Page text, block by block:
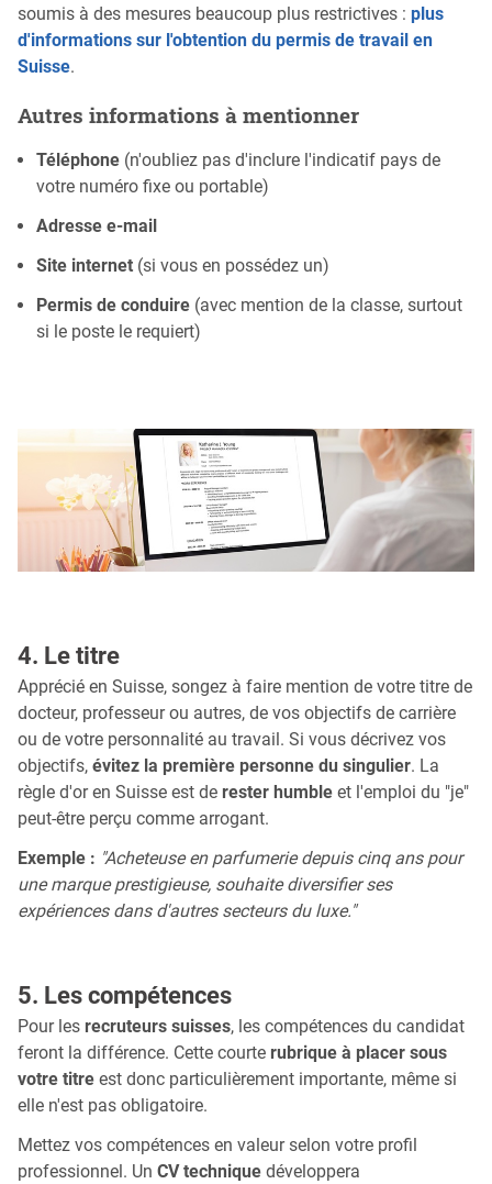
soumis à des mesures beaucoup plus restrictives : plus
d'informations sur l'obtention du permis de travail en
Suisse.
Autres informations à mentionner
Téléphone (n'oubliez pas d'inclure l'indicatif pays de
votre numéro fixe ou portable)
Adresse e-mail
Site internet (si vous en possédez un)
Permis de conduire (avec mention de la classe, surtout
si le poste le requiert)
4. Le titre
Apprécié en Suisse, songez à faire mention de votre titre de
docteur, professeur ou autres, de vos objectifs de carrière
ou de votre personnalité au travail. Si vous décrivez vos
objectifs, évitez la première personne du singulier. La
règle d'or en Suisse est de rester humble et l'emploi du "je"
peut-être perçu comme arrogant.
Exemple : "Acheteuse en parfumerie depuis cinq ans pour
une marque prestigieuse, souhaite diversifier ses
expériences dans d'autres secteurs du luxe."
5. Les compétences
Pour les recruteurs suisses, les compétences du candidat
feront la différence. Cette courte rubrique à placer sous
votre titre est donc particulièrement importante, même si
elle n'est pas obligatoire.
Mettez vos compétences en valeur selon votre profil
professionnel. Un CV technique développera